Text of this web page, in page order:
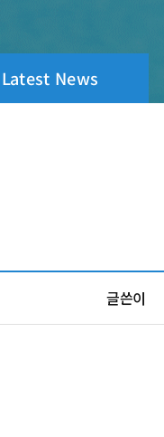
Latest News
글쓴이